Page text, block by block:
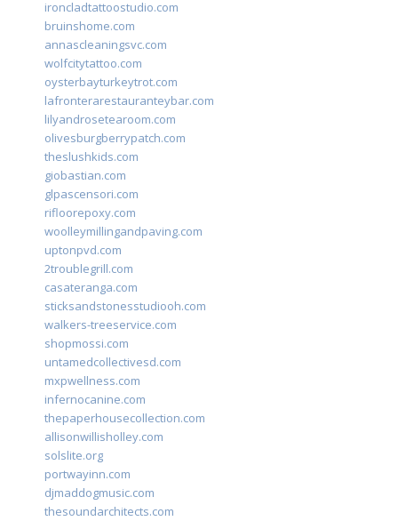
ironcladtattoostudio.com
bruinshome.com
annascleaningsvc.com
wolfcitytattoo.com
oysterbayturkeytrot.com
lafronterarestauranteybar.com
lilyandrosetearoom.com
olivesburgberrypatch.com
theslushkids.com
giobastian.com
glpascensori.com
rifloorepoxy.com
woolleymillingandpaving.com
uptonpvd.com
2troublegrill.com
casateranga.com
sticksandstonesstudiooh.com
walkers-treeservice.com
shopmossi.com
untamedcollectivesd.com
mxpwellness.com
infernocanine.com
thepaperhousecollection.com
allisonwillisholley.com
solslite.org
portwayinn.com
djmaddogmusic.com
thesoundarchitects.com